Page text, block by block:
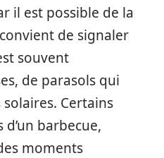
il est possible de la
de signaler
souvent
de parasols qui
Certains
barbecue,
moments